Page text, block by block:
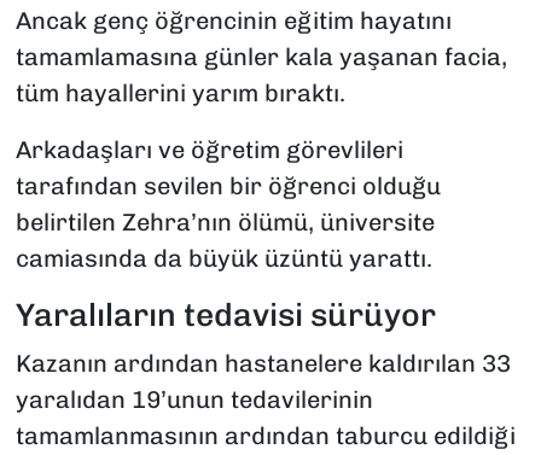
Ancak genç öğrencinin eğitim hayatını
tamamlamasına günler kala yaşanan facia,
tüm hayallerini yarım bıraktı.
Arkadaşları ve öğretim görevlileri
tarafından sevilen bir öğrenci olduğu
belirtilen Zehra’nın ölümü, üniversite
camiasında da büyük üzüntü yarattı.
Yaralıların tedavisi sürüyor
Kazanın ardından hastanelere kaldırılan 33
yaralıdan 19’unun tedavilerinin
tamamlanmasının ardından taburcu edildiği